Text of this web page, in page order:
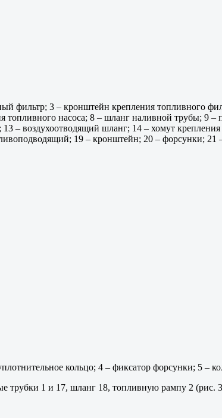
фильтр; 3 – кронштейн крепления топливного
насоса; 8 – шланг наливной трубы; 9 –
– воздухоотводящий шланг; 14 – хомут
19 – кронштейн; 20 – форсунки; 21
кольцо; 4 – фиксатор форсунки; 5 –
трубки 1 и 17, шланг 18, топливную рампу 2